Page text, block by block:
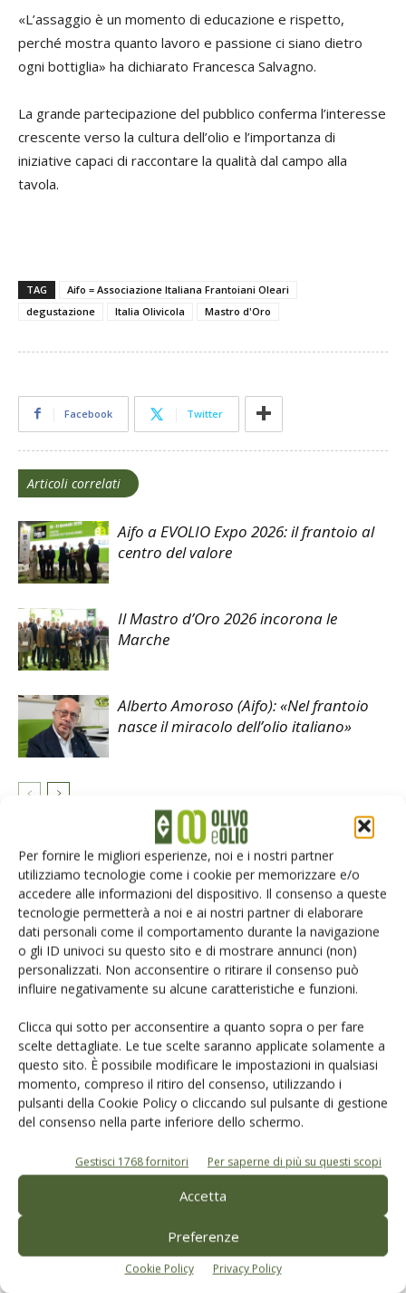
Per fornire le migliori esperienze, noi e i nostri partner
utilizziamo tecnologie come i cookie per memorizzare e/o
accedere alle informazioni del dispositivo. Il consenso a queste
tecnologie permetterà a noi e ai nostri partner di elaborare
dati personali come il comportamento durante la navigazione
o gli ID univoci su questo sito e di mostrare annunci (non)
personalizzati. Non acconsentire o ritirare il consenso può
influire negativamente su alcune caratteristiche e funzioni.
Clicca qui sotto per acconsentire a quanto sopra o per fare
scelte dettagliate. Le tue scelte saranno applicate solamente a
questo sito. È possibile modificare le impostazioni in qualsiasi
momento, compreso il ritiro del consenso, utilizzando i
pulsanti della Cookie Policy o cliccando sul pulsante di gestione
del consenso nella parte inferiore dello schermo.
Gestisci 1768 fornitori Per saperne di più su questi scopi
Accetta
Preferenze
Cookie Policy Privacy Policy
«L’assaggio è un momento di educazione e rispetto,
perché mostra quanto lavoro e passione ci siano dietro
ogni bottiglia» ha dichiarato Francesca Salvagno.
La grande partecipazione del pubblico conferma l’interesse
crescente verso la cultura dell’olio e l’importanza di
iniziative capaci di raccontare la qualità dal campo alla
tavola.
TAG
Aifo = Associazione Italiana Frantoiani Oleari
degustazione
Italia Olivicola Mastro d'Oro
Facebook Twitter
Articoli correlati
Aifo a EVOLIO Expo 2026: il frantoio al
centro del valore
Il Mastro d’Oro 2026 incorona le
Marche
Alberto Amoroso (Aifo): «Nel frantoio
nasce il miracolo dell’olio italiano»
LASCIA UN COMMENTO
Salva il mio nome, email e sito web in questo browser per la
prossima volta che commento.